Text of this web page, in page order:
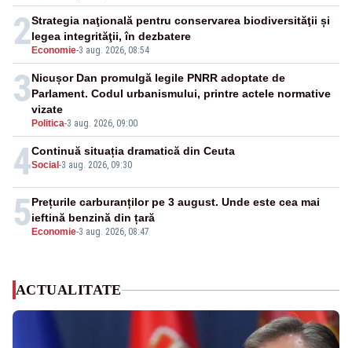
2 Economie-3 aug. 2026, 08:54
Strategia naţională pentru conservarea biodiversităţii și
legea integrităţii, în dezbatere
3
Politica-3 aug. 2026, 09:00
Nicușor Dan promulgă legile PNRR adoptate de
Parlament. Codul urbanismului, printre actele normative
vizate
4Social -3 aug. 2026, 09:30
Continuă situația dramatică din Ceuta
5 Economie-3 aug. 2026, 08:47
Prețurile carburanților pe 3 august. Unde este cea mai
ieftină benzină din țară
ACTUALITATE